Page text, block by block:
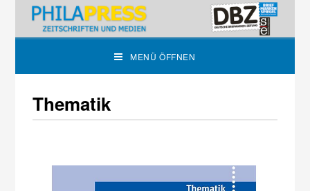
MENÜ ÖFFNEN
Thematik